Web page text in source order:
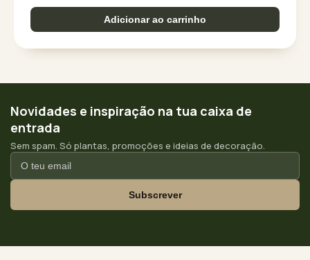
Adicionar ao carrinho
Novidades e inspiração na tua caixa de
entrada
Sem spam. Só plantas, promoções e ideias de decoração.
Subscrever